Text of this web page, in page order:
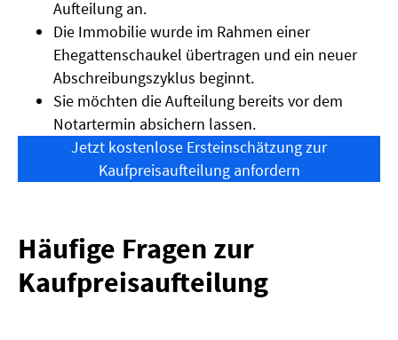
Aufteilung an.
Die Immobilie wurde im Rahmen einer
Ehegattenschaukel übertragen und ein neuer
Abschreibungszyklus beginnt.
Sie möchten die Aufteilung bereits vor dem
Notartermin absichern lassen.
Jetzt kostenlose Ersteinschätzung zur
Kaufpreisaufteilung anfordern
Häufige Fragen zur
Kaufpreisaufteilung